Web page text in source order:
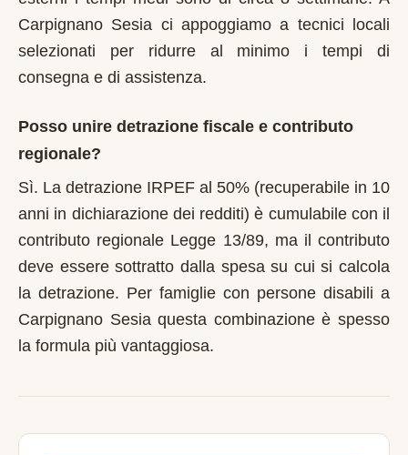
Carpignano Sesia ci appoggiamo a tecnici locali
selezionati per ridurre al minimo i tempi di
consegna e di assistenza.
Posso unire detrazione fiscale e contributo
regionale?
Sì. La detrazione IRPEF al 50% (recuperabile in 10
anni in dichiarazione dei redditi) è cumulabile con il
contributo regionale Legge 13/89, ma il contributo
deve essere sottratto dalla spesa su cui si calcola
la detrazione. Per famiglie con persone disabili a
Carpignano Sesia questa combinazione è spesso
la formula più vantaggiosa.